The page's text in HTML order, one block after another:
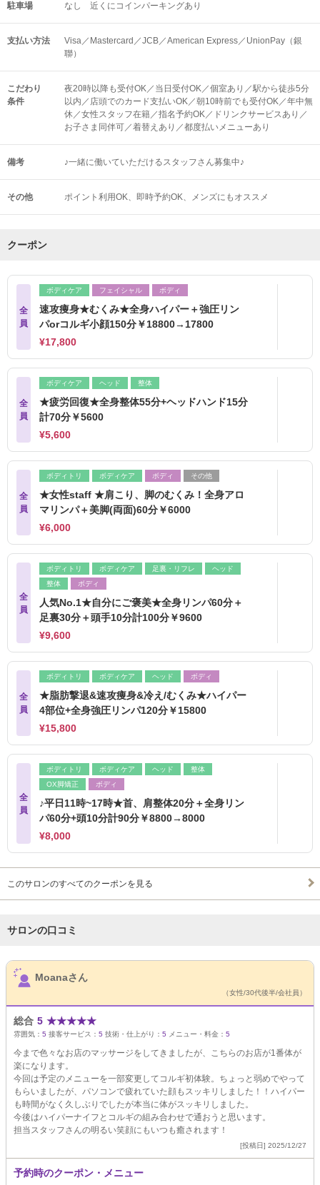
駐車場 なし 近くにコインパーキングあり
支払い方法
Visa／Mastercard／JCB／American Express／UnionPay（銀
聯）
こだわり
条件
夜20時以降も受付OK／当日受付OK／個室あり／駅から徒歩5分
以内／店頭でのカード支払いOK／朝10時前でも受付OK／年中無
休／女性スタッフ在籍／指名予約OK／ドリンクサービスあり／
お子さま同伴可／着替えあり／都度払いメニューあり
備考 ♪一緒に働いていただけるスタッフさん募集中♪
その他 ポイント利用OK 即時予約OK メンズにもオススメ
クーポン
全
員
ボディケア フェイシャル ボディ
速攻痩身★むくみ★全身ハイパー＋強圧リン
パorコルギ小顔150分￥18800→17800
¥17,800
全
員
ボディケア ヘッド 整体
★疲労回復★全身整体55分+ヘッドハンド15分
計70分￥5600
¥5,600
全
員
ボディトリ ボディケア ボディ その他
★女性staff ★肩こり、脚のむくみ！全身アロ
マリンパ＋美脚(両面)60分￥6000
¥6,000
全
員
ボディトリ ボディケア 足裏・リフレ
ヘッド
整体
ボディ
人気No.1★自分にご褒美★全身リンパ60分＋
足裏30分＋頭手10分計100分￥9600
¥9,600
全
員
ボディトリ ボディケア ヘッド ボディ
★脂肪撃退&速攻痩身&冷え/むくみ★ハイパー
4部位+全身強圧リンパ120分￥15800
¥15,800
全
員
ボディトリ ボディケア ヘッド
整体
OX脚矯正
ボディ
♪平日11時~17時★首、肩整体20分＋全身リン
パ60分+頭10分計90分￥8800→8000
¥8,000
このサロンのすべてのクーポンを見る
サロンの口コミ
サロンPick Up
Moanaさん
（女性/30代後半/会社員）
総合 5 ★★★★★
雰囲気： 5 接客サービス： 5 技術・仕上がり： 5 メニュー・料金： 5
今まで色々なお店のマッサージをしてきましたが、こちらのお店が1番体が
楽になります。
今回は予定のメニューを一部変更してコルギ初体験。ちょっと弱めでやって
もらいましたが、パソコンで疲れていた顔もスッキリしました！！ハイパー
も時間がなく久しぶりでしたが本当に体がスッキリしました。
今後はハイパーナイフとコルギの組み合わせで通おうと思います。
担当スタッフさんの明るい笑顔にもいつも癒されます！
[投稿日] 2025/12/27
予約時のクーポン・メニュー